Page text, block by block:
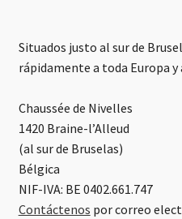
Situados justo al sur de
rápidamente a toda Europa
Chaussée de Nivelles
1420 Braine-l’Alleud
(al sur de Bruselas)
Bélgica
NIF-IVA: BE 0402.661.747
Contáctenos por correo